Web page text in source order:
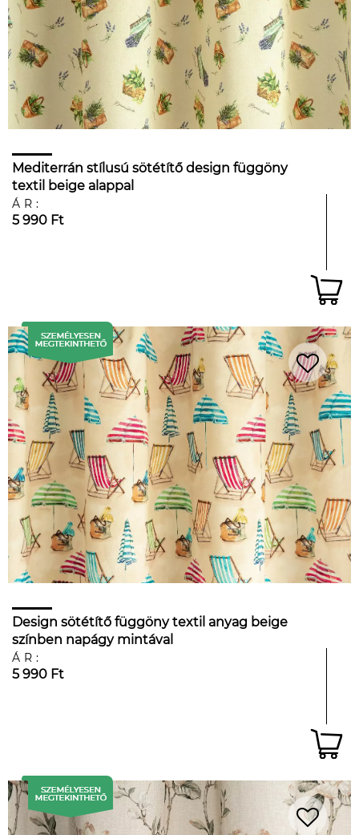
Mediterrán stílusú sötétítő design függöny
textil beige alappal
ÁR:
5 990 Ft
Design sötétítő függöny textil anyag beige
színben napágy mintával
ÁR:
5 990 Ft